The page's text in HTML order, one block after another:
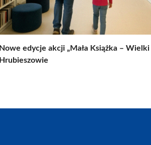
Nowe edycje akcji „Mała Książka – Wielki
Hrubieszowie